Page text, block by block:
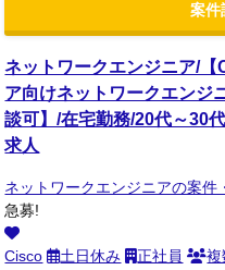
案件
ネットワークエンジニア/
ア向けネットワークエンジ
談可】/在宅勤務/20代～30
求人
ネットワークエンジニアの案件
急募!
Cisco 土日休み 正社員 複